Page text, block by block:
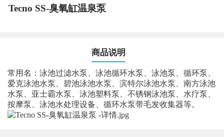
Tecno SS-臭氧缸温泉泵
商品说明
常用名：泳池过滤水泵、泳池循环水泵、泳池泵、循环泵、
爱克泳池水泵、碧池泳池水泵、滨特尔泳池水泵、南方泳池
水泵、亚士霸水泵、泳池塑料泵、不锈钢泳池泵、水疗泵、
按摩泵、泳池水处理设备、循环水泵带毛发收集器等。